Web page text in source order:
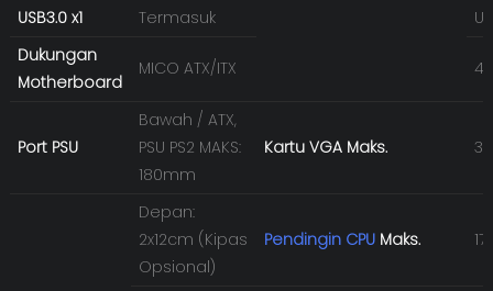
USB3.0 x1 Termasuk
Dukungan
Motherboard
MICO ATX/ITX
Port PSU
Bawah / ATX,
PSU PS2 MAKS:
180mm
Kartu VGA Maks.
Depan:
2x12cm (Kipas
Opsional)
Pendingin CPU Maks.